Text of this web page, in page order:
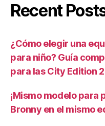
Recent
¿Cómo elegir una
para niño? Guía
para las City Edition
¡Mismo modelo para
Bronny en el mismo